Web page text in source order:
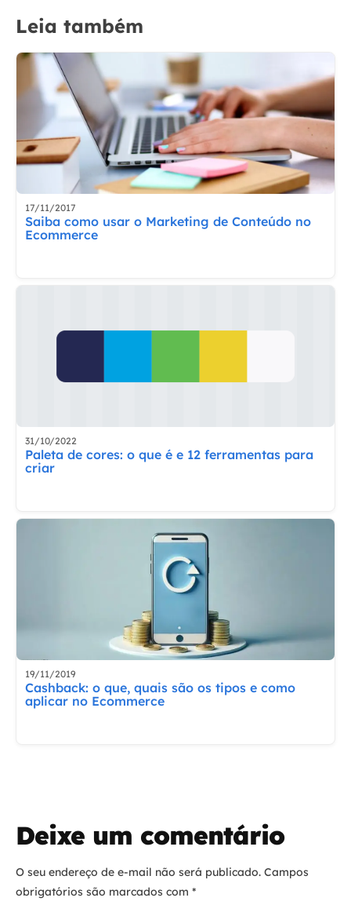
Leia também
17/11/2017
Saiba como usar o Marketing de Conteúdo no
Ecommerce
31/10/2022
Paleta de cores: o que é e 12 ferramentas para
criar
19/11/2019
Cashback: o que, quais são os tipos e como
aplicar no Ecommerce
Deixe um comentário
O seu endereço de e-mail não será publicado. Campos
obrigatórios são marcados com *